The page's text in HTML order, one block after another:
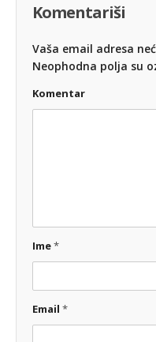
Komentariši
Vaša email adresa
Neophodna polja su
Komentar
Ime*
Email *